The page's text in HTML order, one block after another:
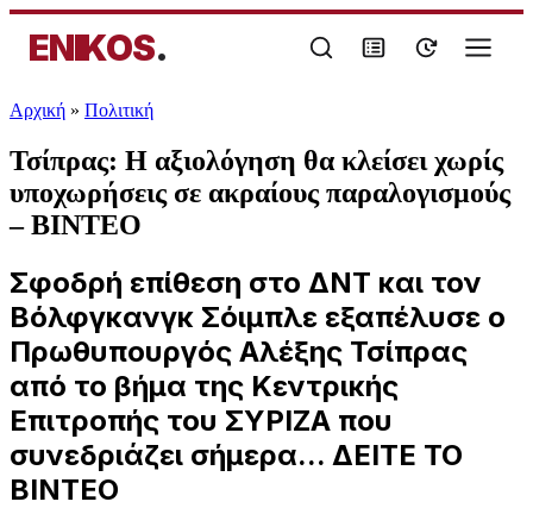
ENIKOS.
Αρχική » Πολιτική
Τσίπρας: Η αξιολόγηση θα κλείσει χωρίς
υποχωρήσεις σε ακραίους παραλογισμούς
– ΒΙΝΤΕΟ
Σφοδρή επίθεση στο ΔΝΤ και τον
Βόλφγκανγκ Σόιμπλε εξαπέλυσε ο
Πρωθυπουργός Αλέξης Τσίπρας
από το βήμα της Κεντρικής
Επιτροπής του ΣΥΡΙΖΑ που
συνεδριάζει σήμερα... ΔΕΙΤΕ ΤΟ
ΒΙΝΤΕΟ